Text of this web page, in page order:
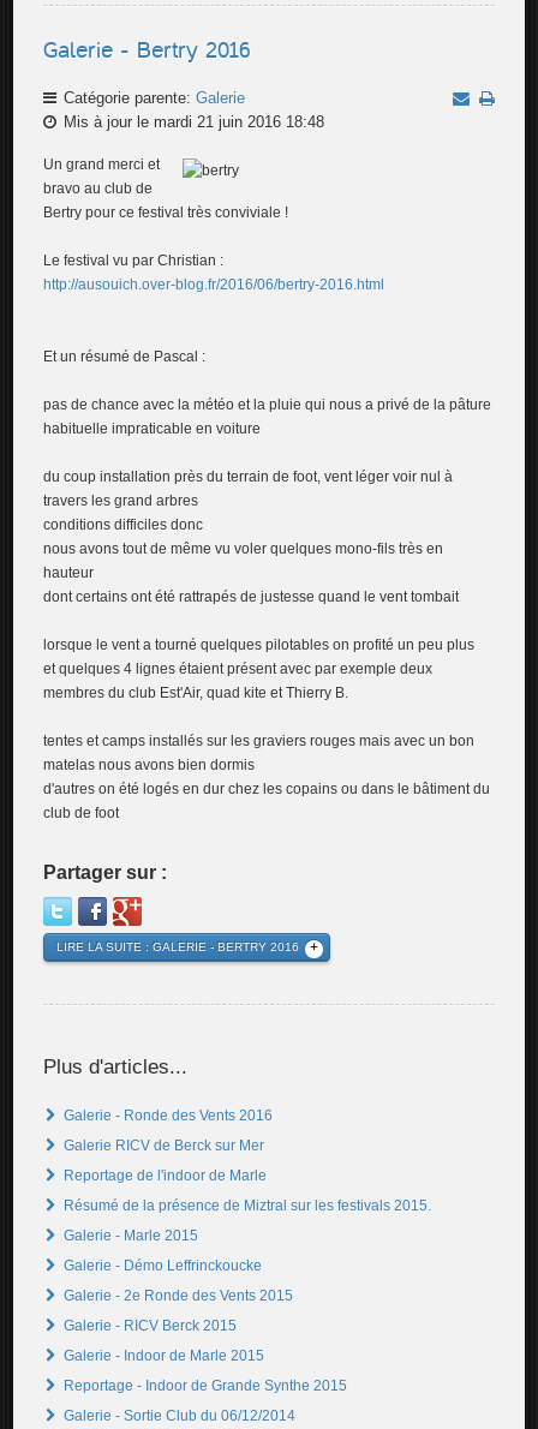
Galerie - Bertry 2016
Catégorie parente:Galerie
Mis à jour le mardi 21 juin 2016 18:48
Un grand merci et
bravo au club de
Bertry pour ce festival très conviviale !
Le festival vu par Christian :
http://ausouich.over-blog.fr/2016/06/bertry-2016.html
Et un résumé de Pascal :
pas de chance avec la météo et la pluie qui nous a privé de la pâture
habituelle impraticable en voiture
du coup installation près du terrain de foot, vent léger voir nul à
travers les grand arbres
conditions difficiles donc
nous avons tout de même vu voler quelques mono-fils très en
hauteur
dont certains ont été rattrapés de justesse quand le vent tombait
lorsque le vent a tourné quelques pilotables on profité un peu plus
et quelques 4 lignes étaient présent avec par exemple deux
membres du club Est'Air, quad kite et Thierry B.
tentes et camps installés sur les graviers rouges mais avec un bon
matelas nous avons bien dormis
d'autres on été logés en dur chez les copains ou dans le bâtiment du
club de foot
Partager sur :
LIRE LA SUITE : GALERIE - BERTRY 2016
Plus d'articles...
Galerie - Ronde des Vents 2016
Galerie RICV de Berck sur Mer
Reportage de l'indoor de Marle
Résumé de la présence de Miztral sur les festivals 2015.
Galerie - Marle 2015
Galerie - Démo Leffrinckoucke
Galerie - 2e Ronde des Vents 2015
Galerie - RICV Berck 2015
Galerie - Indoor de Marle 2015
Reportage - Indoor de Grande Synthe 2015
Galerie - Sortie Club du 06/12/2014